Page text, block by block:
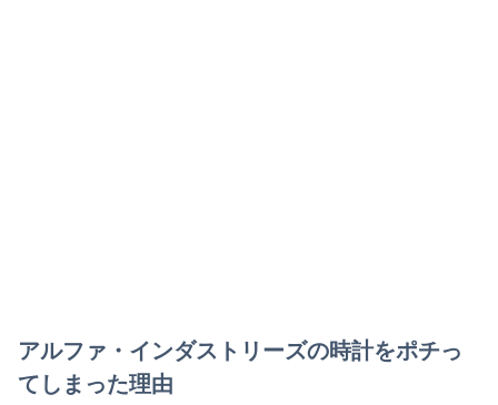
アルファ・インダストリーズの時計をポチっ
てしまった理由